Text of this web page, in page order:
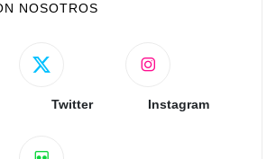
NOSOTROS
Twitter Instagram